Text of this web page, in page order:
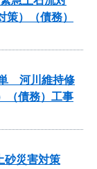
）（債務）
河川維持修
（債務）工事
砂災害対策